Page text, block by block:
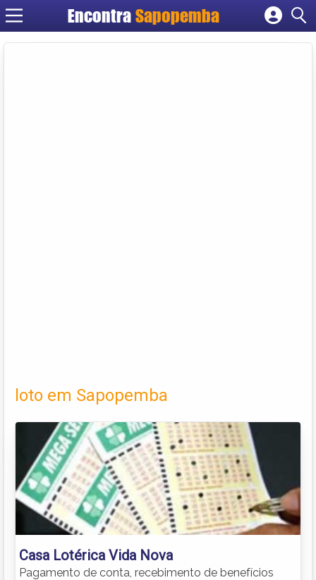
Encontra Sapopemba
Cadastrar empresa
loto em Sapopemba
Casa Lotérica Vida Nova
Pagamento de conta, recebimento de benefícios